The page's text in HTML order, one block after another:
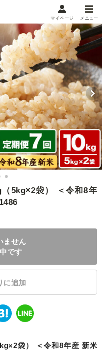
メニュー
閲覧履歴
み
マイページ
5kg×2袋） ＜令和8年
ません
です
に追加
袋） ＜令和8年産 新米